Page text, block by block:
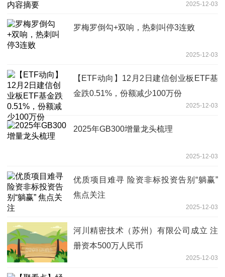
2025-12-03
罗梅罗倒勾+双响，热刺叫停3连败
2025-12-03
【ETF动向】12月2日建信创业板ETF基
金跌0.51%，份额减少100万份
2025-12-03
2025年GB300增量龙头梳理
2025-12-03
优质项目难寻 险资非标投资告别“躺赢”
焦点关注
2025-12-03
河川精密技术（苏州）有限公司成立 注
册资本500万人民币
2025-12-03